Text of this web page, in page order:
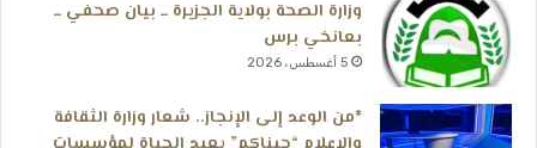
وزارة الصحة بولاية الجزيرة ــ بيان صحفي ــ
بعانخي برس
5 أغسطس، 2026
*من الوعد إلى الإنجاز.. شعار وزارة الثقافة